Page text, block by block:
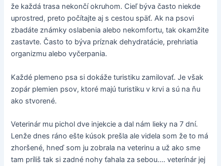
že každá trasa nekončí okruhom. Cieľ býva často niekde
uprostred, preto počítajte aj s cestou späť. Ak na psovi
zbadáte známky oslabenia alebo nekomfortu, tak okamžite
zastavte. Často to býva príznak dehydratácie, prehriatia
organizmu alebo vyčerpania.
Každé plemeno psa si dokáže turistiku zamilovať. Je však
zopár plemien psov, ktoré majú turistiku v krvi a sú na ňu
ako stvorené.
Veterinár mu pichol dve injekcie a dal nám lieky na 7 dní.
Lenže dnes ráno ešte kúsok prešla ale videla som že to má
zhoršené, hneď som ju zobrala na veterinu a už ako sme
tam príliš tak si zadné nohy ťahala za sebou.... veterínár jej